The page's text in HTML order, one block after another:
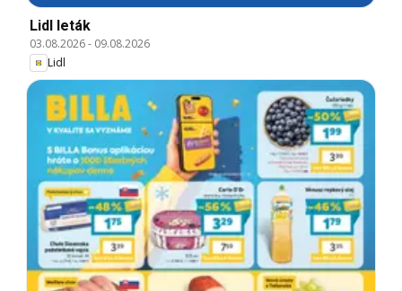
Lidl leták
03.08.2026- 09.08.2026
Lidl